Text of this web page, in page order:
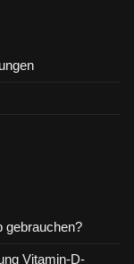
gebrauchen?
Vitamin-D-